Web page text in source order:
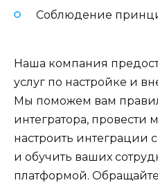
Соблюдение
Наша компания
услуг по настройке и
Мы поможем вам
интегратора,
настроить
и обучить ваших
платформой.